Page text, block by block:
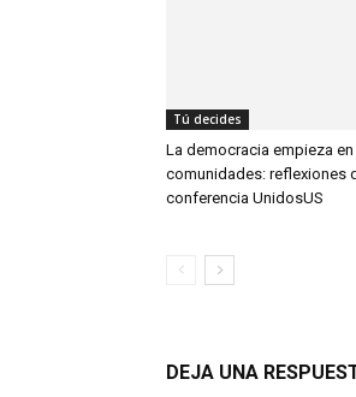
Tú decides
La democracia empieza
comunidades: reflexiones
conferencia UnidosUS
DEJA UNA